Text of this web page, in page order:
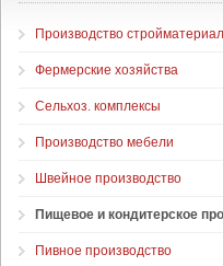
Производство
Фермерские хозяйства
Сельхоз. комплексы
Производство мебели
Швейное производство
Пищевое и кондитерское
Пивное производство